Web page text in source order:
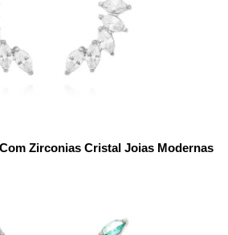
Zirconias Cristal Joias Modernas